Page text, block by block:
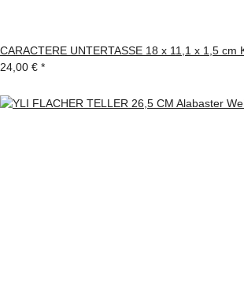
CARACTERE UNTERTASSE 18 x 11,1 x 1,5 cm
24,00 € *